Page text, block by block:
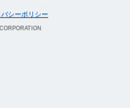
バシーポリシー